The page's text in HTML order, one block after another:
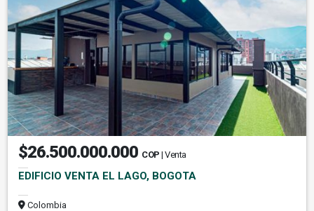
$26.500.000.000 COP | Venta
EDIFICIO VENTA EL LAGO, BOGOTA
Colombia